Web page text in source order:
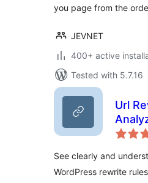
you page from the
JEVNET
400+ active
Tested with 5.7.16
Url
See clearly and
WordPress rewrite